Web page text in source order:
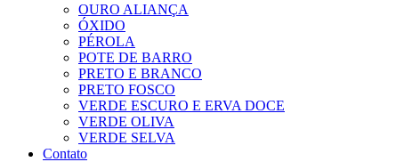
OURO ALIANÇA
ÓXIDO
PÉROLA
POTE DE BARRO
PRETO E BRANCO
PRETO FOSCO
VERDE ESCURO E ERVA DOCE
VERDE OLIVA
VERDE SELVA
Contato